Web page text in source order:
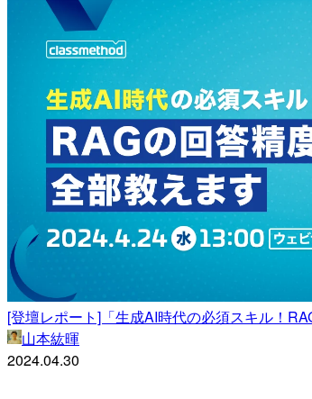
[登壇レポート]「生成AI時代の必須スキル！
山本紘暉
2024.04.30